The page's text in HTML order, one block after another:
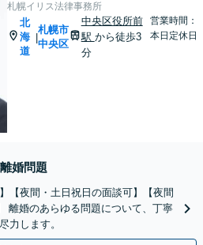
札幌イリス法律事務所
北
海
道
|
札幌市
中央区
中央区役所前
駅 から徒歩3
分
営業時間：
本日定休日
婚問題
【夜間・土日祝日の面談可】【夜間
離婚のあらゆる問題について、丁寧
力します。